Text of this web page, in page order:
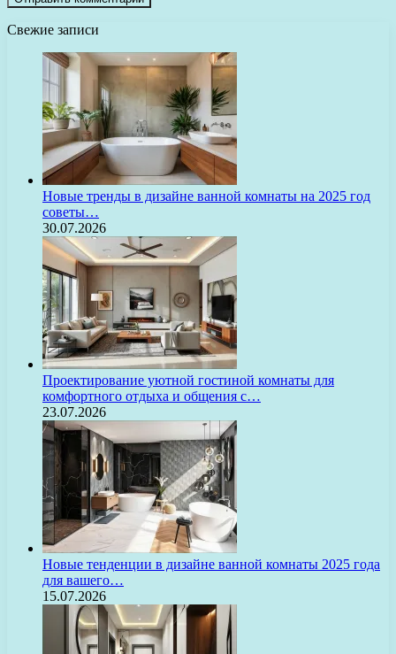
Свежие записи
Новые тренды в дизайне ванной комнаты на 2025 год
советы…
30.07.2026
Проектирование уютной гостиной комнаты для
комфортного отдыха и общения с…
23.07.2026
Новые тенденции в дизайне ванной комнаты 2025 года
для вашего…
15.07.2026